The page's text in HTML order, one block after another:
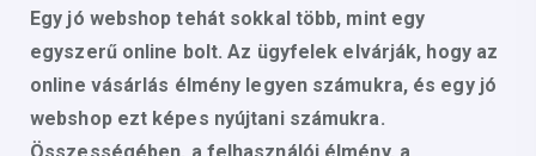
Egy jó webshop tehát sokkal több, mint egy
egyszerű online bolt. Az ügyfelek elvárják, hogy az
online vásárlás élmény legyen számukra, és egy jó
webshop ezt képes nyújtani számukra.
Összességében, a felhasználói élmény, a